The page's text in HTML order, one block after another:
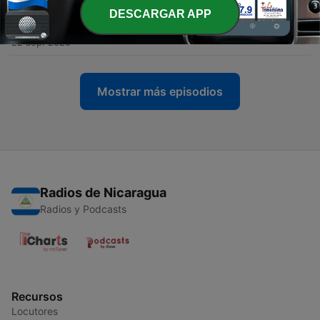
67 - 2044 Mis tareas y las de mi bebé
22 sep. 2020
Mostrar más episodios
Radios de Nicaragua
Radios y Podcasts
Recursos
Locutores
DESCARGAR APP